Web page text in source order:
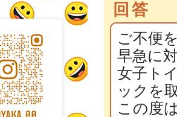
回答
ご不便
早急に
女子ト
ックを
この度